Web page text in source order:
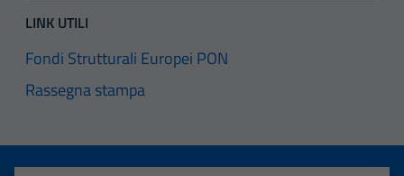
LINK UTILI
Fondi Strutturali Europei PON
Rassegna stampa